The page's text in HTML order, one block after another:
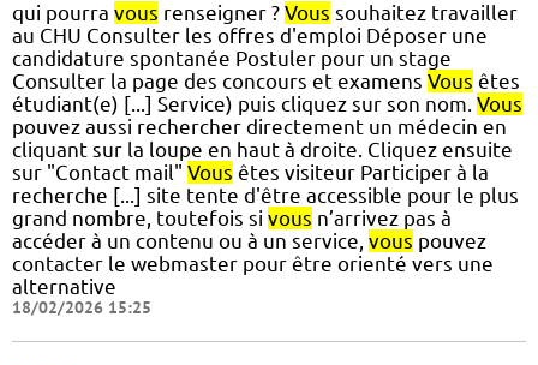
qui pourra vous renseigner ? Vous souhaitez travailler
au CHU Consulter les offres d'emploi Déposer une
candidature spontanée Postuler pour un stage
Consulter la page des concours et examens Vous êtes
étudiant(e) [...] Service) puis cliquez sur son nom. Vous
pouvez aussi rechercher directement un médecin en
cliquant sur la loupe en haut à droite. Cliquez ensuite
sur "Contact mail" Vous êtes visiteur Participer à la
recherche [...] site tente d'être accessible pour le plus
grand nombre, toutefois si vous n’arrivez pas à
accéder à un contenu ou à un service, vous pouvez
contacter le webmaster pour être orienté vers une
alternative
18/02/2026 15:25